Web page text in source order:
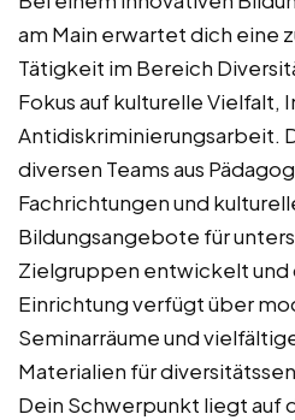
am Main erwartet dich eine
Tätigkeit im Bereich
Fokus auf kulturelle Vielfalt,
Antidiskriminierungsarbeit.
diversen Teams aus
Fachrichtungen und
Bildungsangebote für
Zielgruppen entwickelt und
Einrichtung verfügt über
Seminarräume und
Materialien für
Dein Schwerpunkt liegt auf